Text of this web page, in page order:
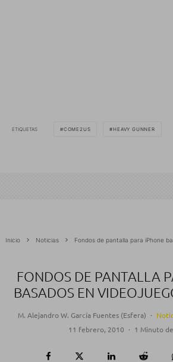
ETIQUETAS COME2US HEAVY GUNNER
Inicio Noticias Fondos de pantalla para iPhone
FONDOS DE PANTALLA
BASADOS EN
M. Alejandro W. García Fuentes (Esfera) ·
11 febrero, 2010 · 1 Minuto